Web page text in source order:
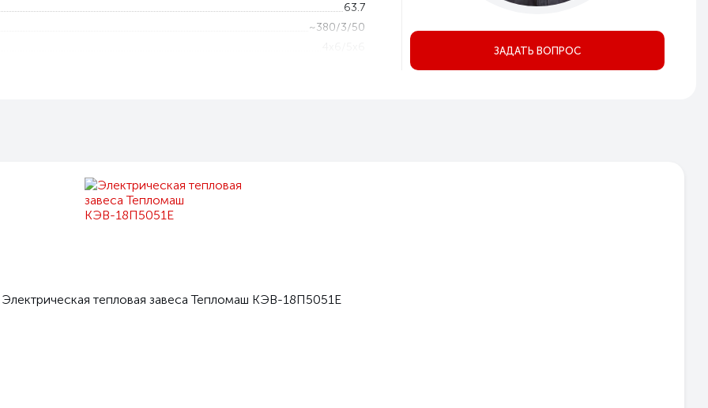
ЗАДАТЬ ВОПРОС
63.7
~380/3/50
Пульт HL10 с электронным термостатом
Электрическая тепловая завеса Тепломаш КЭВ-18П5051Е